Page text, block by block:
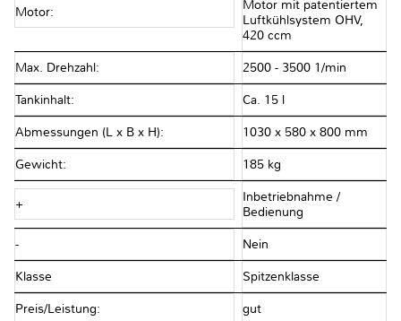
Motor:
Motor mit patentiertem
Luftkühlsystem OHV,
420 ccm
Max. Drehzahl: 2500 - 3500 1/min
Tankinhalt: Ca. 15 l
Abmessungen (L x B x H): 1030 x 580 x 800 mm
Gewicht: 185 kg
+
Inbetriebnahme /
Bedienung
- Nein
Klasse Spitzenklasse
Preis/Leistung: gut